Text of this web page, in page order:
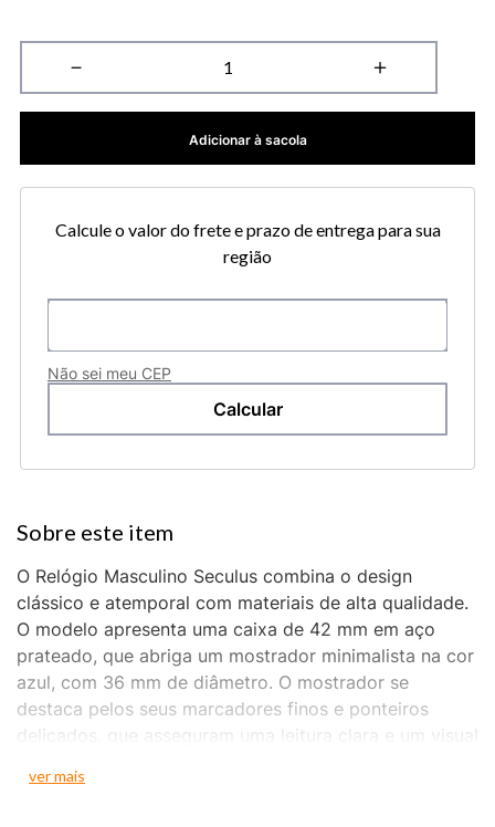
＋
－
Adicionar à sacola
Calcule o valor do frete e prazo de entrega para sua
região
Não sei meu CEP
O Relógio Masculino Seculus combina o design
clássico e atemporal com materiais de alta qualidade.
O modelo apresenta uma caixa de 42 mm em aço
prateado, que abriga um mostrador minimalista na cor
azul, com 36 mm de diâmetro. O mostrador se
destaca pelos seus marcadores finos e ponteiros
delicados, que asseguram uma leitura clara e um visual
conforto e adiciona um toque de sofisticação clássica
ver mais